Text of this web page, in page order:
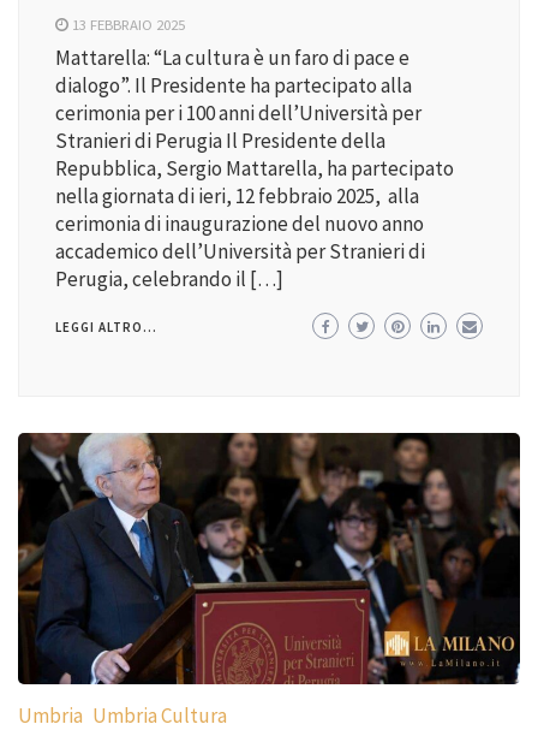
13 FEBBRAIO 2025
Mattarella: “La cultura è un faro di pace e
dialogo”. Il Presidente ha partecipato alla
cerimonia per i 100 anni dell’Università per
Stranieri di Perugia Il Presidente della
Repubblica, Sergio Mattarella, ha partecipato
nella giornata di ieri, 12 febbraio 2025, alla
cerimonia di inaugurazione del nuovo anno
accademico dell’Università per Stranieri di
Perugia, celebrando il […]
LEGGI ALTRO...
Umbria Umbria Cultura